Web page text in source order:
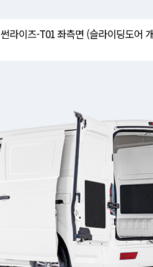
썬라이즈-T01 좌측면 (슬라이딩도어